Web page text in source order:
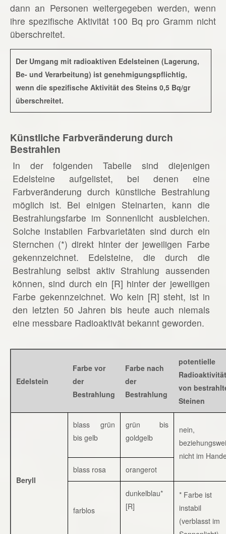
dann an Personen weitergegeben werden, wenn
ihre spezifische Aktivität 100 Bq pro Gramm nicht
überschreitet.
Der Umgang mit radioaktiven Edelsteinen (Lagerung,
Be- und Verarbeitung) ist genehmigungspflichtig,
wenn die spezifische Aktivität des Steins 0,5 Bq/gr
überschreitet.
Künstliche Farbveränderung durch
Bestrahlen
In der folgenden Tabelle sind diejenigen
Edelsteine aufgelistet, bei denen eine
Farbveränderung durch künstliche Bestrahlung
möglich ist. Bei einigen Steinarten, kann die
Bestrahlungsfarbe im Sonnenlicht ausbleichen.
Solche instabilen Farbvarietäten sind durch ein
Sternchen (*) direkt hinter der jeweiligen Farbe
gekennzeichnet. Edelsteine, die durch die
Bestrahlung selbst aktiv Strahlung aussenden
können, sind durch ein [R] hinter der jeweiligen
Farbe gekennzeichnet. Wo kein [R] steht, ist in
den letzten 50 Jahren bis heute auch niemals
eine messbare Radioaktivät bekannt geworden.
Edelstein
Farbe vor
der
Bestrahlung
Farbe nach
der
Bestrahlung
potentielle
Radioaktivität
von
Steinen
Beryll
blass grün
bis gelb
grün bis
goldgelb
nein,
nicht im
blass rosa
orangerot
farblos
dunkelblau*
[R]
* Farbe ist
instabil
(verblasst im